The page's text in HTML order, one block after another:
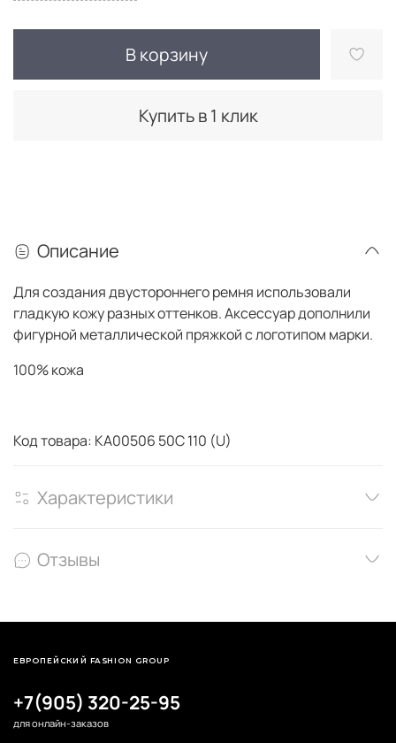
В корзину
Купить в 1 клик
Описание
Для создания двустороннего ремня использовали
гладкую кожу разных оттенков. Аксессуар дополнили
фигурной металлической пряжкой с логотипом марки.
100% кожа
Код товара: KA00506 50C 110 (U)
Характеристики
Отзывы
+7(905) 320-25-95
для онлайн-заказов
ЕВРОПЕЙСКИЙ FASHION GROUP